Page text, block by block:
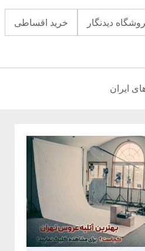
دیدنگار خرید اقساطی
ایران